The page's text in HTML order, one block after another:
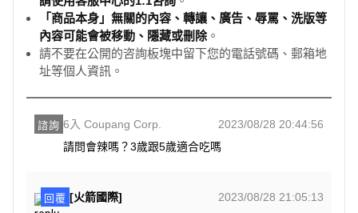
「商品本身」無關的內容、轉讓、廣告、辱罵、洗版等
內容可能會被移動、隱藏或刪除。
請不要在公開的咨詢板塊中留下您的電話號碼、郵箱地
址等個人資訊。
諮詢 6入 Coupang Corp.
2023/08/28 20:44:56
請問會辣嗎？3歲跟5歲適合吃嗎
回覆 [火箭國際]
2023/08/28 21:05:13